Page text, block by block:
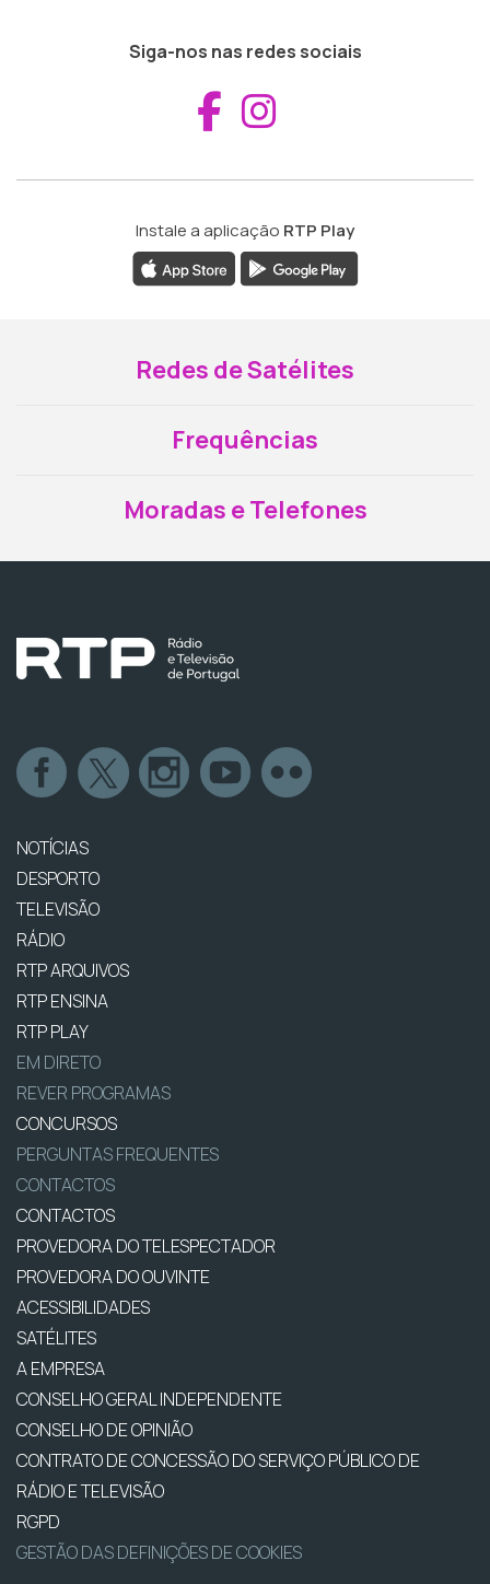
Siga-nos nas redes sociais
Aceder ao
Instale a aplicação RTP Play
Redes de Satélites
Frequências
Moradas e Telefones
NOTÍCIAS
DESPORTO
TELEVISÃO
RÁDIO
RTP ARQUIVOS
RTP ENSINA
RTP PLAY
EM DIRETO
REVER PROGRAMAS
CONCURSOS
PERGUNTAS FREQUENTES
CONTACTOS
CONTACTOS
PROVEDORA DO TELESPECTADOR
PROVEDORA DO OUVINTE
ACESSIBILIDADES
SATÉLITES
A EMPRESA
CONSELHO GERAL INDEPENDENTE
CONSELHO DE OPINIÃO
CONTRATO DE CONCESSÃO DO SERVIÇO PÚBLICO DE
RÁDIO E TELEVISÃO
RGPD
GESTÃO DAS DEFINIÇÕES DE COOKIES